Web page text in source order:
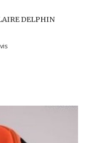
DELPHIN